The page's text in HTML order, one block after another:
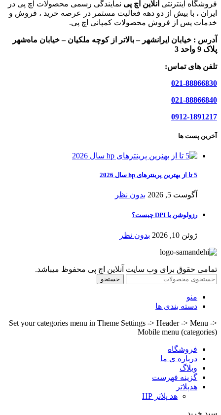
فروشگاه اینترنتی آنلاین اچ پی نمایندگی رسمی محصولات اچ پی در
ایران ، با بیش از دو دهه فعالیت مستمر در عرصه خرید ، فروش و
خدمات پس از فروش محصولات کمپانی اچ پی.
آدرس : خیابان ایرانشهر – بالاتر از کوچه ملکیان – خیابان ماه‌شهر
پلاک 9 واحد 3
تلفن های تماس:
021-88866830
021-88866840
0912-1891217
آخرین پست ها
5 تا از بهترین پرینترهای hp سال 2026
آگوست 5, 2026 بدون نظر
رزولوشن یا DPI چیست؟
ژوئن 10, 2026 بدون نظر
تمامی حقوق برای وب سایت آنلاین اچ پی محفوظ میباشد.
جستجو
منو
دسته بندی ها
Set your categories menu in Theme Settings -> Header -> Menu ->
Mobile menu (categories)
فروشگاه
درباره ی ما
وبلاگ
گزینه فهرست
هدپلاتر
هد پلاتر HP
سبد خرید